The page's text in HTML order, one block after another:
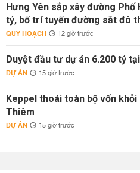
Hưng Yên sắp xây đường Phố
tỷ, bố trí tuyến đường sắt đô
QUY HOẠCH 12 giờ trước
Duyệt đầu tư dự án 6.200 tỷ
DỰ ÁN 15 giờ trước
Keppel thoái toàn bộ vốn
Thiêm
DỰ ÁN 15 giờ trước